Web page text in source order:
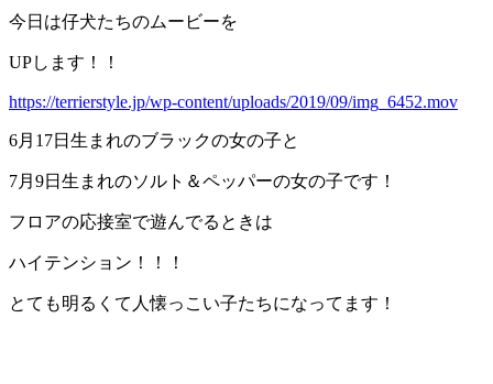
今日は仔犬たちのムービーを
UPします！！
https://terrierstyle.jp/wp-content/uploads/2019/09/img_6452.mov
6月17日生まれのブラックの女の子と
7月9日生まれのソルト＆ペッパーの女の子です！
フロアの応接室で遊んでるときは
ハイテンション！！！
とても明るくて人懐っこい子たちになってます！